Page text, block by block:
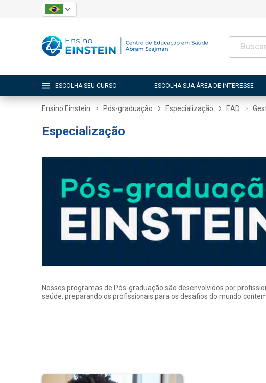
ESCOLHA SEU CURSO ESCOLHA SUA ÁREA DE INTERESSE
Ensino Einstein Pós-graduação Especialização EAD
Especialização
Nossos programas de Pós-graduação são desenvolvidos por
saúde, preparando os profissionais para os desafios do mundo